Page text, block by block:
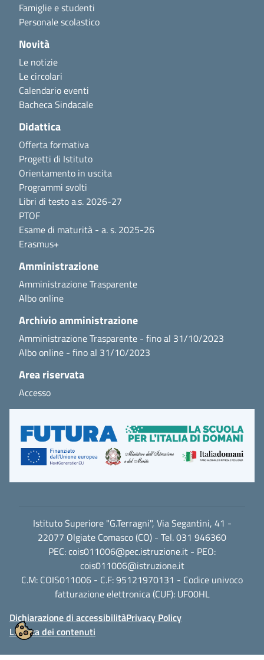
Famiglie e studenti
Personale scolastico
Novità
Le notizie
Le circolari
Calendario eventi
Bacheca Sindacale
Didattica
Offerta formativa
Progetti di Istituto
Orientamento in uscita
Programmi svolti
Libri di testo a.s. 2026-27
PTOF
Esame di maturità - a. s. 2025-26
Erasmus+
Amministrazione
Amministrazione Trasparente
Albo online
Archivio amministrazione
Amministrazione Trasparente - fino al 31/10/2023
Albo online - fino al 31/10/2023
Area riservata
Accesso
Istituto Superiore "G.Terragni", Via Segantini, 41 -
22077 Olgiate Comasco (CO) - Tel. 031 946360
PEC:cois011006@pec.istruzione.it - PEO:
cois011006@istruzione.it
C.M: COIS011006 - C.F: 95121970131 - Codice univoco
fatturazione elettronica (CUF): UF00HL
Dichiarazione di accessibilitàPrivacy Policy
Licenza dei contenuti